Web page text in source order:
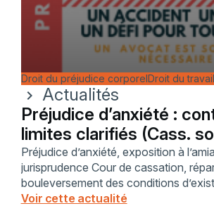
Droit du préjudice corporelDroit du travail
chevron_right
Actualités
Préjudice d’anxiété :
limites clarifiés (Cass.
2015)
Préjudice d’anxiété, exposition à
jurisprudence Cour de cassation,
bouleversement des conditions
d’espérance de vie, santé au travail,
Voir cette actualité